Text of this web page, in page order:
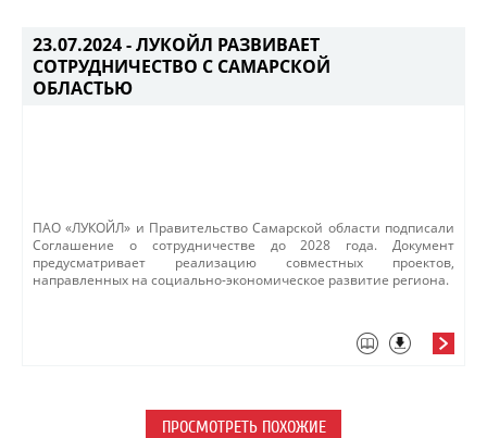
23.07.2024 -ЛУКОЙЛ РАЗВИВАЕТ
СОТРУДНИЧЕСТВО С САМАРСКОЙ
ОБЛАСТЬЮ
​ПАО «ЛУКОЙЛ» и Правительство Самарской области подписали
Соглашение о сотрудничестве до 2028 года. Документ
предусматривает реализацию совместных проектов,
направленных на социально-экономическое развитие региона.
ПРОСМОТРЕТЬ ПОХОЖИЕ